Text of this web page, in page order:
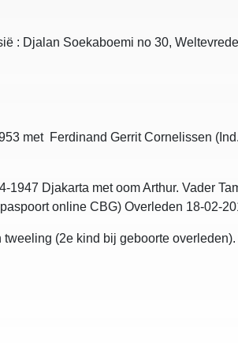
: Djalan Soekaboemi no 30,
met Ferdinand Gerrit Cornelissen
Djakarta met oom Arthur. Vader
online CBG) Overleden 18-02-
(2e kind bij geboorte